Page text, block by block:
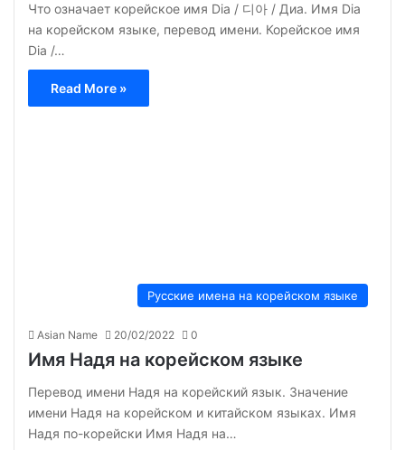
Что означает корейское имя Dia / 디아 / Диа. Имя Dia
на корейском языке, перевод имени. Корейское имя
Dia /…
Read More »
Русские имена на корейском языке
Asian Name 20/02/2022 0
Имя Надя на корейском языке
Перевод имени Надя на корейский язык. Значение
имени Надя на корейском и китайском языках. Имя
Надя по-корейски Имя Надя на…